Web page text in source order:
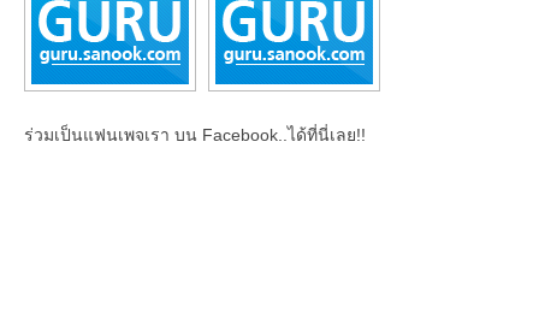
ร่วมเป็นแฟนเพจเรา บน Facebook..ได้ที่นี่เลย!!